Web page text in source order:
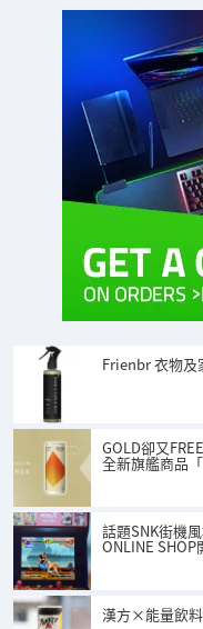
Frienbr 衣物及
GOLD卻又
全新旗艦商品
話題SNK街機
ONLINE SHOP
漢方×能量飲